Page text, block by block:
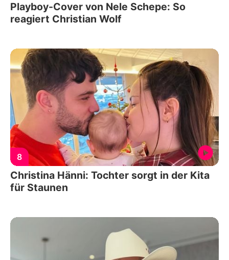
Playboy-Cover von Nele Schepe: So
reagiert Christian Wolf
8
Christina Hänni: Tochter sorgt in der Kita
für Staunen